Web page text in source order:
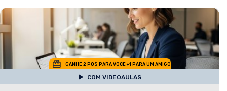
GANHE 2 POS PARA VOCE +1 PARA UM AMIGO
COM VIDEOAULAS